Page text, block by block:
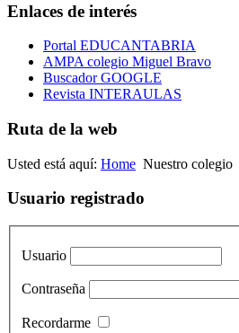
Enlaces de interés
Portal EDUCANTABRIA
AMPA colegio Miguel Bravo
Buscador GOOGLE
Revista INTERAULAS
Ruta de la web
Usted está aquí: Home Nuestro colegio
Usuario registrado
Usuario
Contraseña
Recordarme